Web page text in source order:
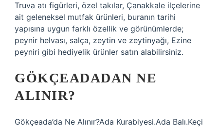
Truva atı figürleri, özel takılar, Çanakkale ilçelerine
ait geleneksel mutfak ürünleri, buranın tarihi
yapısına uygun farklı özellik ve görünümlerde;
peynir helvası, salça, zeytin ve zeytinyağı, Ezine
peyniri gibi hediyelik ürünler satın alabilirsiniz.
GÖKÇEADADAN NE
ALINIR?
Gökçeada’da Ne Alınır?Ada Kurabiyesi.Ada Balı.Keçi